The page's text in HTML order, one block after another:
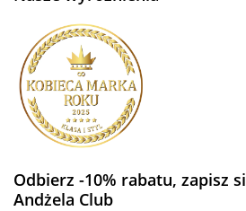
Odbierz -10% rabatu, zapisz
Andżela Club